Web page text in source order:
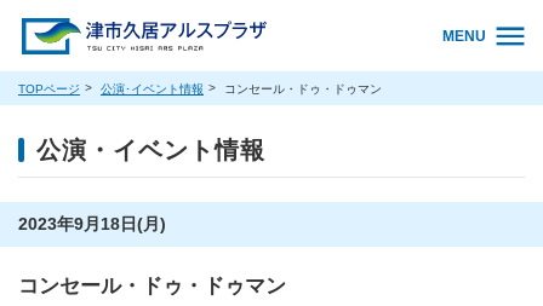
MENU
TOPページ 公演･イベント情報 コンセール・ドゥ・ドゥマン
公演・イベント情報
2023年9月18日(月)
コンセール・ドゥ・ドゥマン